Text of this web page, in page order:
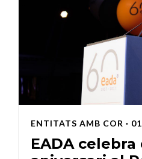
ENTITATS AMB COR ·
EADA celebra